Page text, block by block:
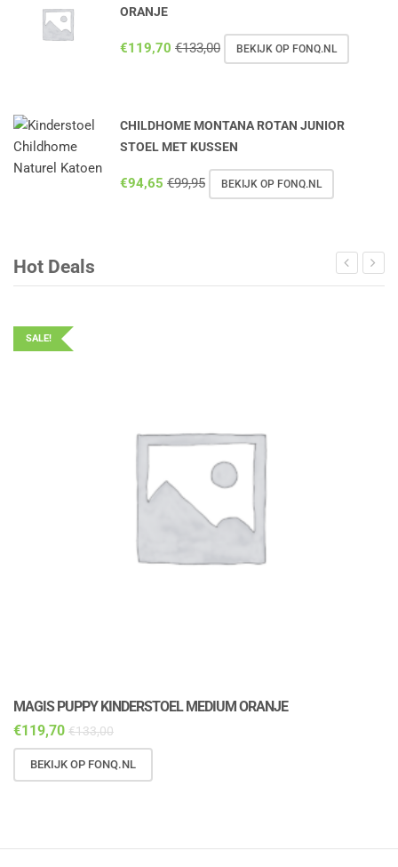
ORANJE
€119,70 €133,00 BEKIJK OP FONQ.NL
CHILDHOME MONTANA ROTAN JUNIOR
STOEL MET KUSSEN
€94,65 €99,95 BEKIJK OP FONQ.NL
Hot Deals
SALE!
MAGIS PUPPY KINDERSTOEL MEDIUM ORANJE
€119,70 €133,00
BEKIJK OP FONQ.NL